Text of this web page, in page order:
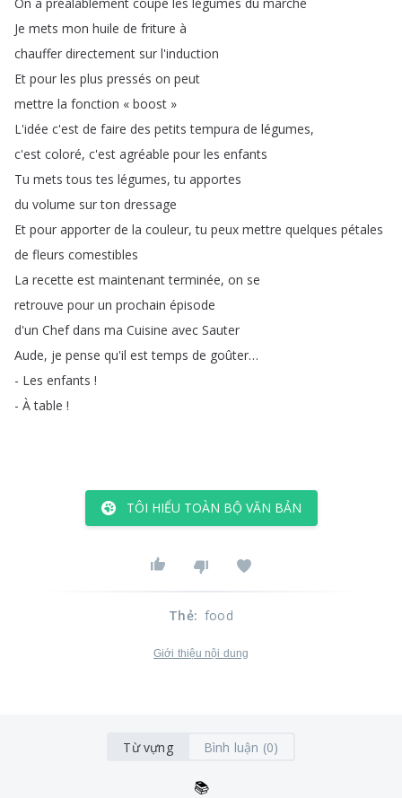
Je mets mon huile de friture à
chauffer directement sur l'induction
Et pour les plus pressés on peut
mettre la fonction « boost »
L'idée c'est de faire des petits tempura de légumes,
c'est coloré, c'est agréable pour les enfants
Tu mets tous tes légumes,tu apportes
du volume sur ton dressage
Et pour apporter de la couleur,tu peux mettre quelques pétales
de fleurs comestibles
La recette est maintenant terminée, on se
retrouve pour un prochain épisode
d'un Chef dans ma Cuisine avec Sauter
Aude, je pense qu'il est temps de goûter…
- Les enfants !
- À table !
TÔI HIỂU TOÀN BỘ VĂN BẢN
Thẻ: food
Giới thiệu nội dung
Từ vựng Bình luận (0)
📚